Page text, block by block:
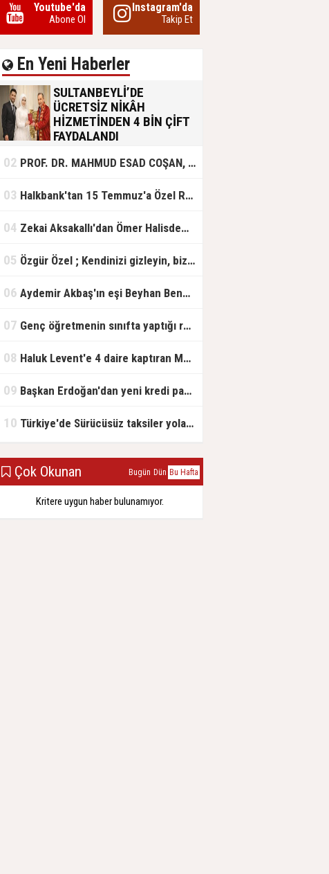
Youtube'da
Abone Ol
Instagram'da
Takip Et
En Yeni Haberler
SULTANBEYLİ’DE
ÜCRETSİZ NİKÂH
HİZMETİNDEN 4 BİN ÇİFT
FAYDALANDI
olan gençlere destek amacıyla
başlattığı ücretsiz nikâh hizmetini
başlattıklarını belirten Sultanbeyli
ücretsiz hizmet vermenin
02 PROF. DR. MAHMUD ESAD COŞAN, DOĞUMUNUN HİCRÎ 91. YILINDA ELAZIĞ'DA YÂD EDİLECEK
03 Halkbank'tan 15 Temmuz'a Özel Reklam Filmi: "İrade Bizim, Zafer Bizim"
04 Zekai Aksakallı'dan Ömer Halisdemir'e 'vefa' ziyareti!
05 Özgür Özel ; Kendinizi gizleyin, bizden işaret bekleyin
06 Aydemir Akbaş'ın eşi Beyhan Benek Akbaş hayatını kaybetti
07 Genç öğretmenin sınıfta yaptığı rezil paylaşım
08 Haluk Levent'e 4 daire kaptıran Müteahhit soluğu savcılıkta aldı
09 Başkan Erdoğan'dan yeni kredi paketi müjdesi: 6 ay geri ödemesiz, 36 ay vadeli
10 Türkiye'de Sürücüsüz taksiler yola çıkmaya hazırlanıyor
Çok Okunan Bugün Dün Bu Hafta
Kritere uygun haber bulunamıyor.